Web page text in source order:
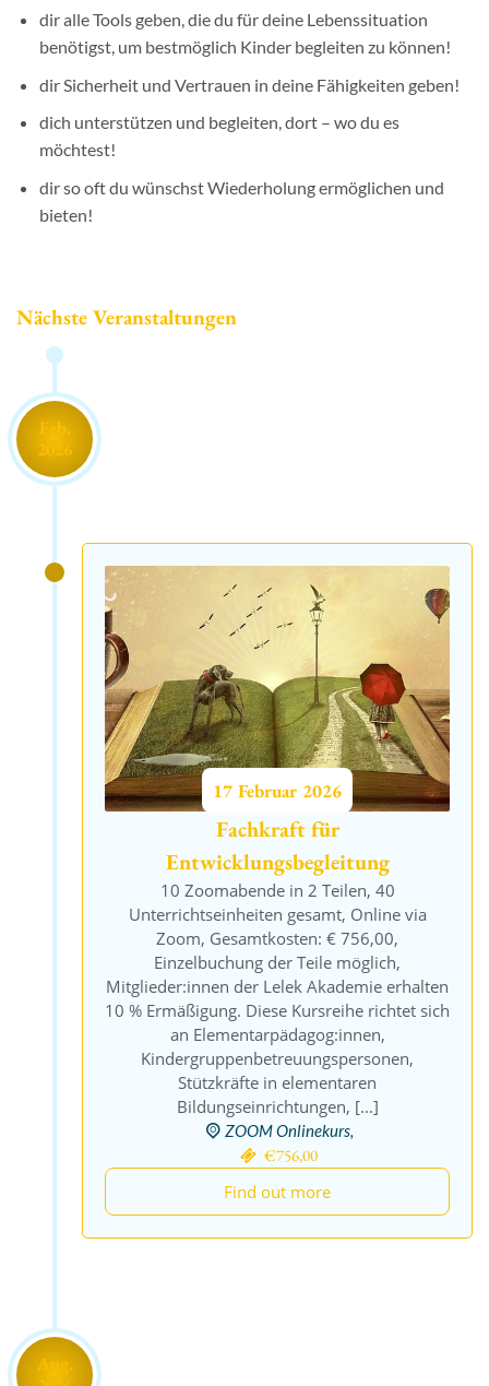
dir alle Tools geben, die du für deine Lebenssituation
benötigst, um bestmöglich Kinder begleiten zu können!
dir Sicherheit und Vertrauen in deine Fähigkeiten geben!
dich unterstützen und begleiten, dort – wo du es
möchtest!
dir so oft du wünschst Wiederholung ermöglichen und
bieten!
Nächste Veranstaltungen
Feb.
2026
17 Februar 2026
Fachkraft für
Entwicklungsbegleitung
10 Zoomabende in 2 Teilen, 40
Unterrichtseinheiten gesamt, Online via
Zoom, Gesamtkosten: € 756,00,
Einzelbuchung der Teile möglich,
Mitglieder:innen der Lelek Akademie erhalten
10 % Ermäßigung. Diese Kursreihe richtet sich
an Elementarpädagog:innen,
Kindergruppenbetreuungspersonen,
Stützkräfte in elementaren
Bildungseinrichtungen, [...]
ZOOM Onlinekurs,
€756,00
Find out more
Aug.